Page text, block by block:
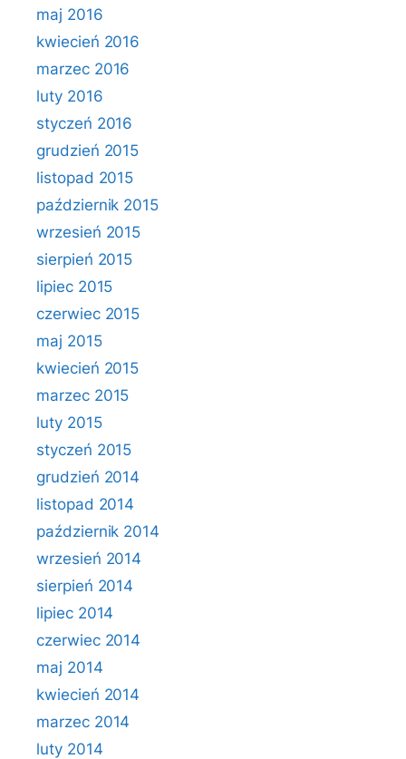
maj 2016
kwiecień 2016
marzec 2016
luty 2016
styczeń 2016
grudzień 2015
listopad 2015
październik 2015
wrzesień 2015
sierpień 2015
lipiec 2015
czerwiec 2015
maj 2015
kwiecień 2015
marzec 2015
luty 2015
styczeń 2015
grudzień 2014
listopad 2014
październik 2014
wrzesień 2014
sierpień 2014
lipiec 2014
czerwiec 2014
maj 2014
kwiecień 2014
marzec 2014
luty 2014